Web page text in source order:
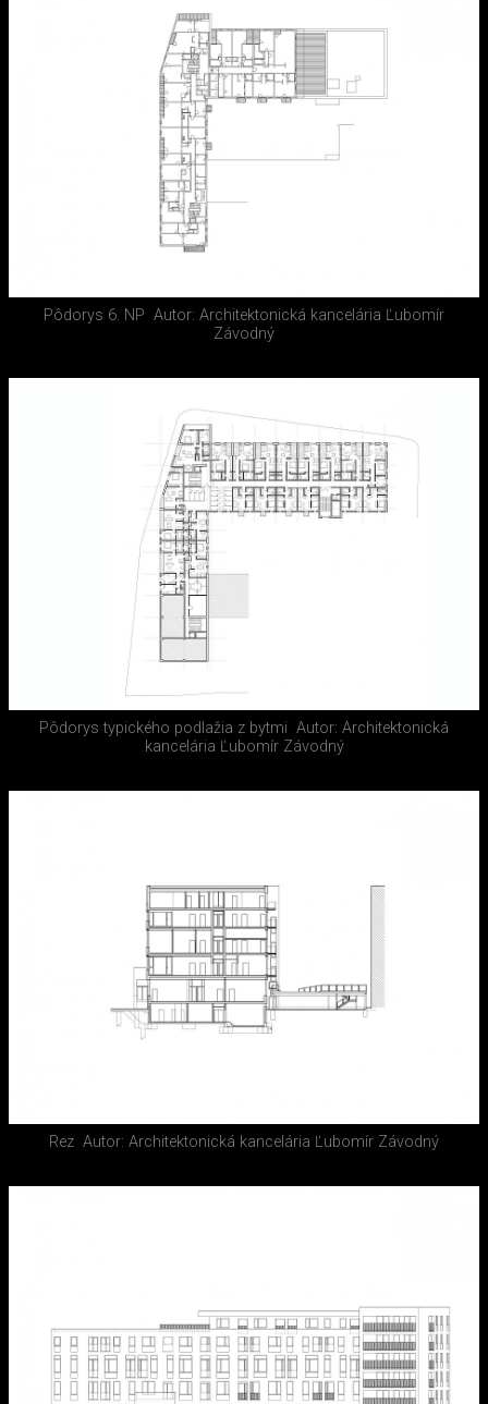
Pôdorys 6. NP Autor: Architektonická kancelária Ľubomír
Závodný
Pôdorys typického podlažia z bytmi Autor: Architektonická
kancelária Ľubomír Závodný
Rez Autor: Architektonická kancelária Ľubomír Závodný